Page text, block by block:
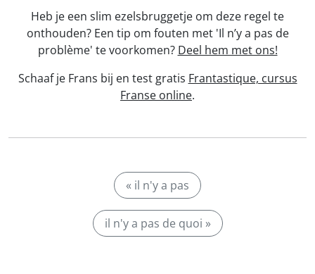
Heb je een slim ezelsbruggetje om deze regel te
onthouden? Een tip om fouten met 'Il n’y a pas de
problème' te voorkomen? Deel hem met ons!
Schaaf je Frans bij en test gratis Frantastique, cursus
Franse online.
« il n'y a pas
il n'y a pas de quoi »